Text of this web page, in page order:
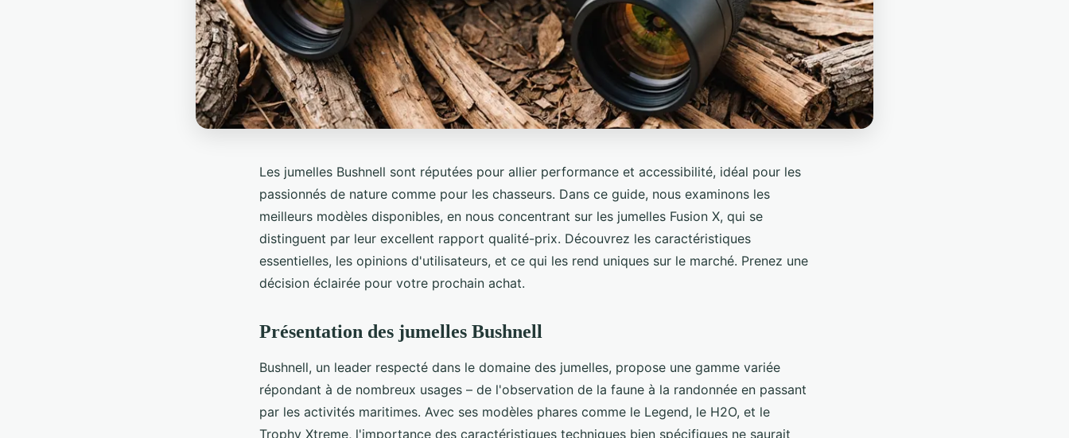
Les jumelles Bushnell sont réputées pour allier performance et accessibilité, idéal pour les
passionnés de nature comme pour les chasseurs. Dans ce guide, nous examinons les
meilleurs modèles disponibles, en nous concentrant sur les jumelles Fusion X, qui se
distinguent par leur excellent rapport qualité-prix. Découvrez les caractéristiques
essentielles, les opinions d'utilisateurs, et ce qui les rend uniques sur le marché. Prenez une
décision éclairée pour votre prochain achat.
Présentation des jumelles Bushnell
Bushnell, un leader respecté dans le domaine des jumelles, propose une gamme variée
répondant à de nombreux usages – de l'observation de la faune à la randonnée en passant
par les activités maritimes. Avec ses modèles phares comme le Legend, le H2O, et le
Trophy Xtreme, l'importance des caractéristiques techniques bien spécifiques ne saurait